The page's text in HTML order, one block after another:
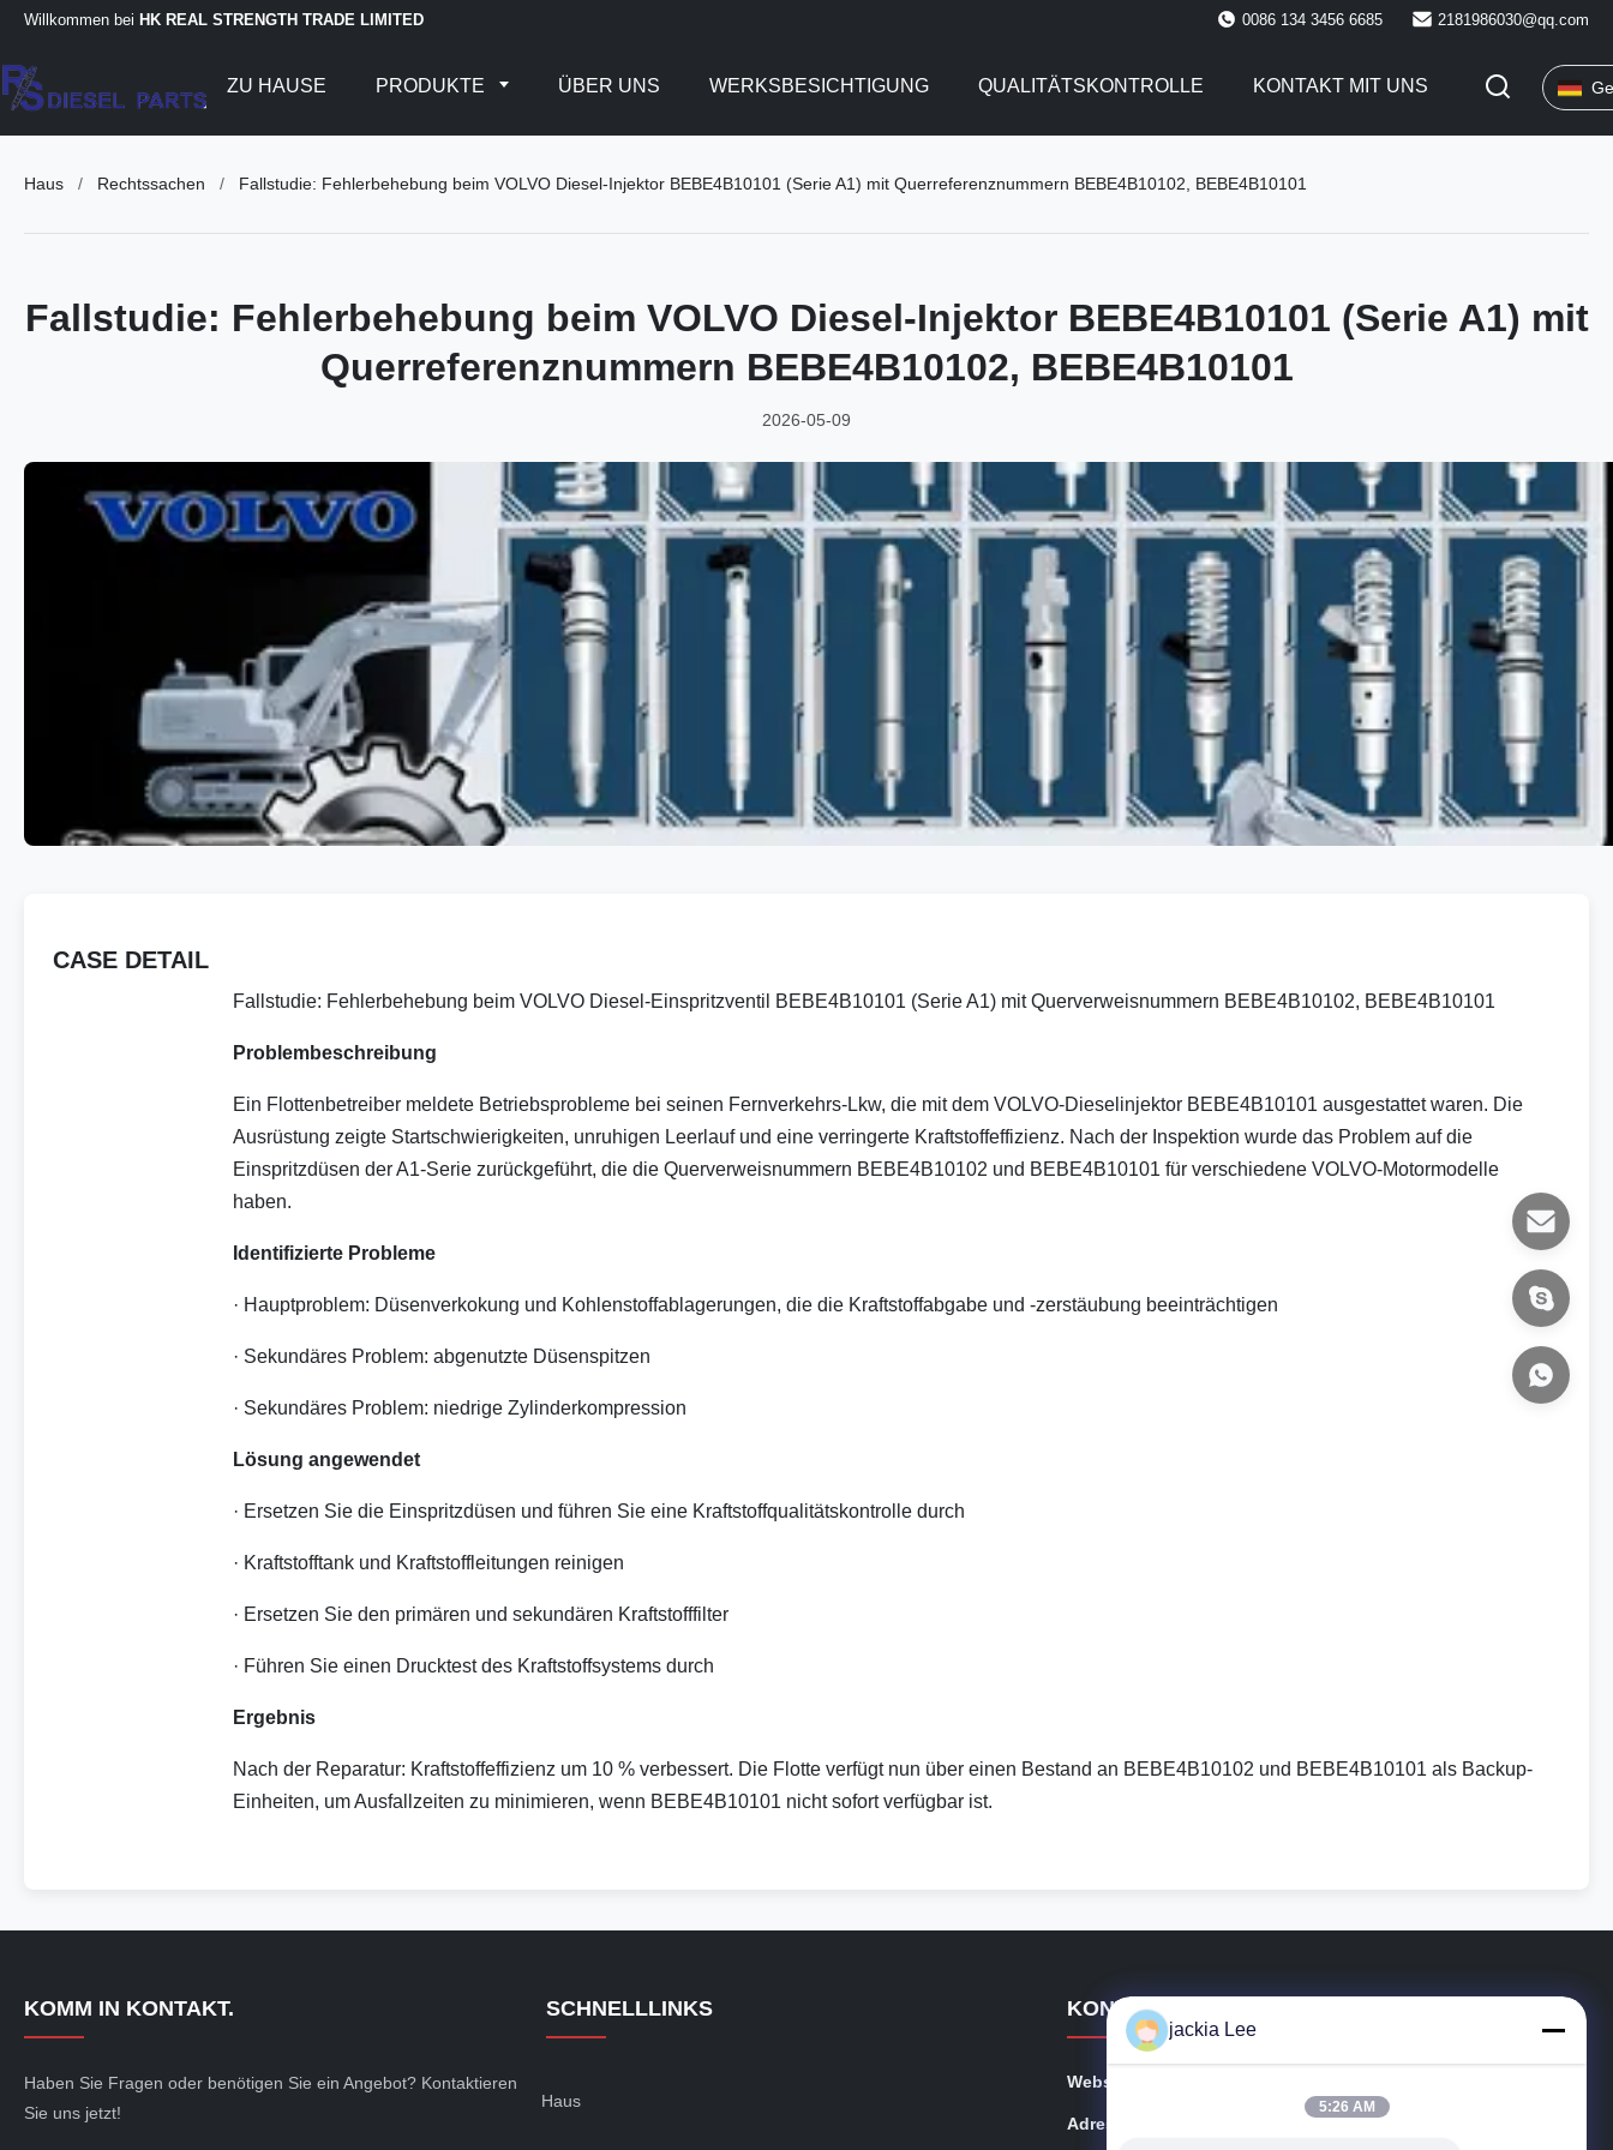
Willkommen bei HK REAL STRENGTH TRADE LIMITED 0086 134 3456 6685 2181986030@qq.com
ZU HAUSE PRODUKTE ÜBER UNS WERKSBESICHTIGUNG QUALITÄTSKONTROLLE KONTAKT MIT UNS
Haus / Rechtssachen / Fallstudie: Fehlerbehebung beim VOLVO Diesel-Injektor BEBE4B10101 (Serie A1) mit Querreferenznummern BEBE4B10102, BEBE4B10101
Fallstudie: Fehlerbehebung beim VOLVO Diesel-Injektor BEBE4B10101 (Serie A1) mit
Querreferenznummern BEBE4B10102, BEBE4B10101
2026-05-09
CASE DETAIL
Fallstudie: Fehlerbehebung beim VOLVO Diesel-Einspritzventil BEBE4B10101 (Serie A1) mit Querverweisnummern BEBE4B10102, BEBE4B10101
Problembeschreibung
Ein Flottenbetreiber meldete Betriebsprobleme bei seinen Fernverkehrs-Lkw, die mit dem VOLVO-Dieselinjektor BEBE4B10101 ausgestattet waren. Die
Ausrüstung zeigte Startschwierigkeiten, unruhigen Leerlauf und eine verringerte Kraftstoffeffizienz. Nach der Inspektion wurde das Problem auf die
Einspritzdüsen der A1-Serie zurückgeführt, die die Querverweisnummern BEBE4B10102 und BEBE4B10101 für verschiedene VOLVO-Motormodelle
haben.
Identifizierte Probleme
· Hauptproblem: Düsenverkokung und Kohlenstoffablagerungen, die die Kraftstoffabgabe und -zerstäubung beeinträchtigen
· Sekundäres Problem: abgenutzte Düsenspitzen
· Sekundäres Problem: niedrige Zylinderkompression
Lösung angewendet
· Ersetzen Sie die Einspritzdüsen und führen Sie eine Kraftstoffqualitätskontrolle durch
· Kraftstofftank und Kraftstoffleitungen reinigen
· Ersetzen Sie den primären und sekundären Kraftstofffilter
· Führen Sie einen Drucktest des Kraftstoffsystems durch
Ergebnis
Nach der Reparatur: Kraftstoffeffizienz um 10 % verbessert. Die Flotte verfügt nun über einen Bestand an BEBE4B10102 und BEBE4B10101 als Backup-
Einheiten, um Ausfallzeiten zu minimieren, wenn BEBE4B10101 nicht sofort verfügbar ist.
KOMM IN KONTAKT.
Haben Sie Fragen oder benötigen Sie ein Angebot? Kontaktieren
Sie uns jetzt!
SCHNELLLINKS
Haus
KONTAKTDETAILS
Webseite:
Adresse::
FLACHES B5, 1 F., IND-GEBÄUDE BEMANNEND, WIE
jackia Lee
5:26 AM